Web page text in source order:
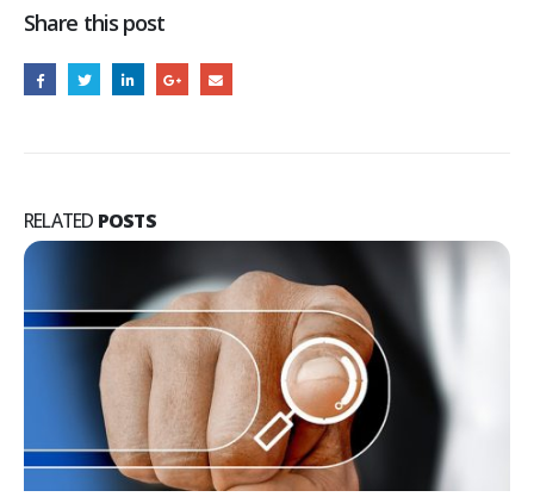
Share this post
RELATED POSTS